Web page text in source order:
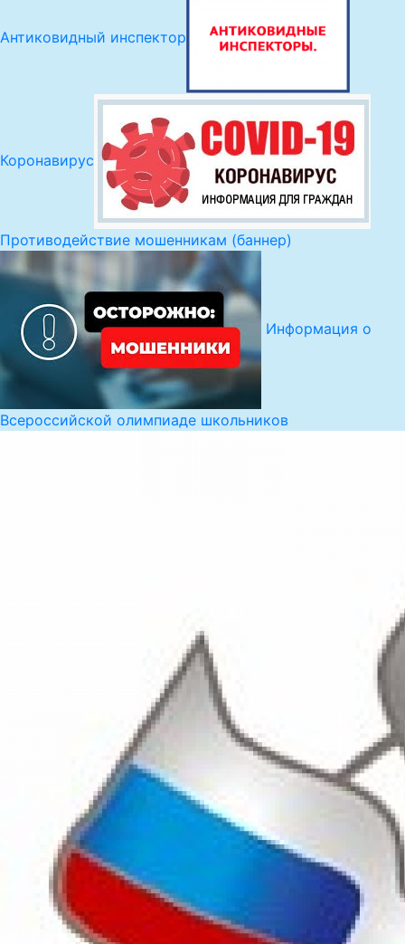
Антиковидный инспектор
Коронавирус
Противодействие мошенникам (баннер)
Информация о
Всероссийской олимпиаде школьников